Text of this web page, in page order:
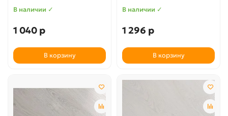
В наличии ✓
1 040 р
В корзину
В наличии ✓
1 296 р
В корзину